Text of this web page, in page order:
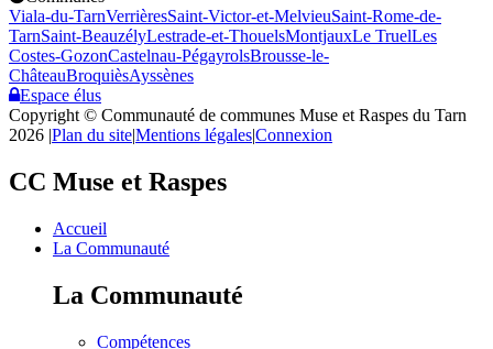
Viala-du-TarnVerrièresSaint-Victor-et-MelvieuSaint-Rome-de-
TarnSaint-BeauzélyLestrade-et-ThouelsMontjauxLe TruelLes
Costes-GozonCastelnau-PégayrolsBrousse-le-
ChâteauBroquièsAyssènes
Espace élus
Copyright © Communauté de communes Muse et Raspes du Tarn
2026 |Plan du site|Mentions légales|Connexion
CC Muse et Raspes
Accueil
La Communauté
La Communauté
Compétences